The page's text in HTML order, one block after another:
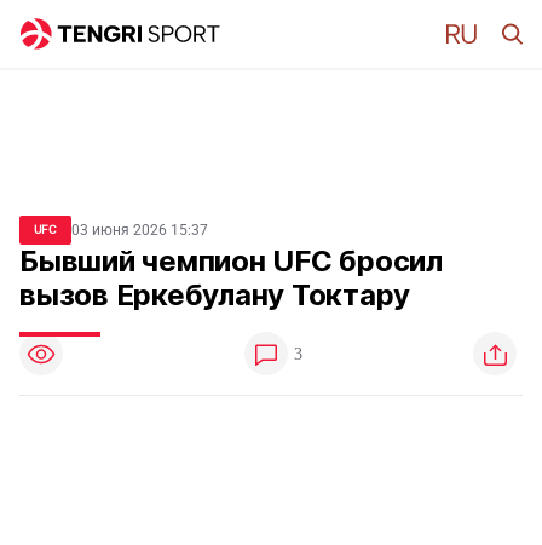
UFC 03 июня 2026 15:37
Бывший чемпион UFC бросил
вызов Еркебулану Токтару
3